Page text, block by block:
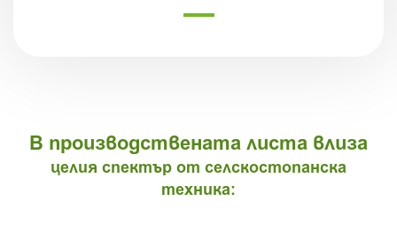
В производствената листа влиза
целия спектър от селскостопанска
техника: